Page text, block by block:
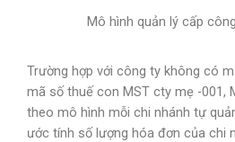
Mô hình quản lý cấp
Trường hợp với công ty không có
mã số thuế con MST cty mẹ -001,
theo mô hình mỗi chi nhánh tự
ước tính số lượng hóa đơn của chi